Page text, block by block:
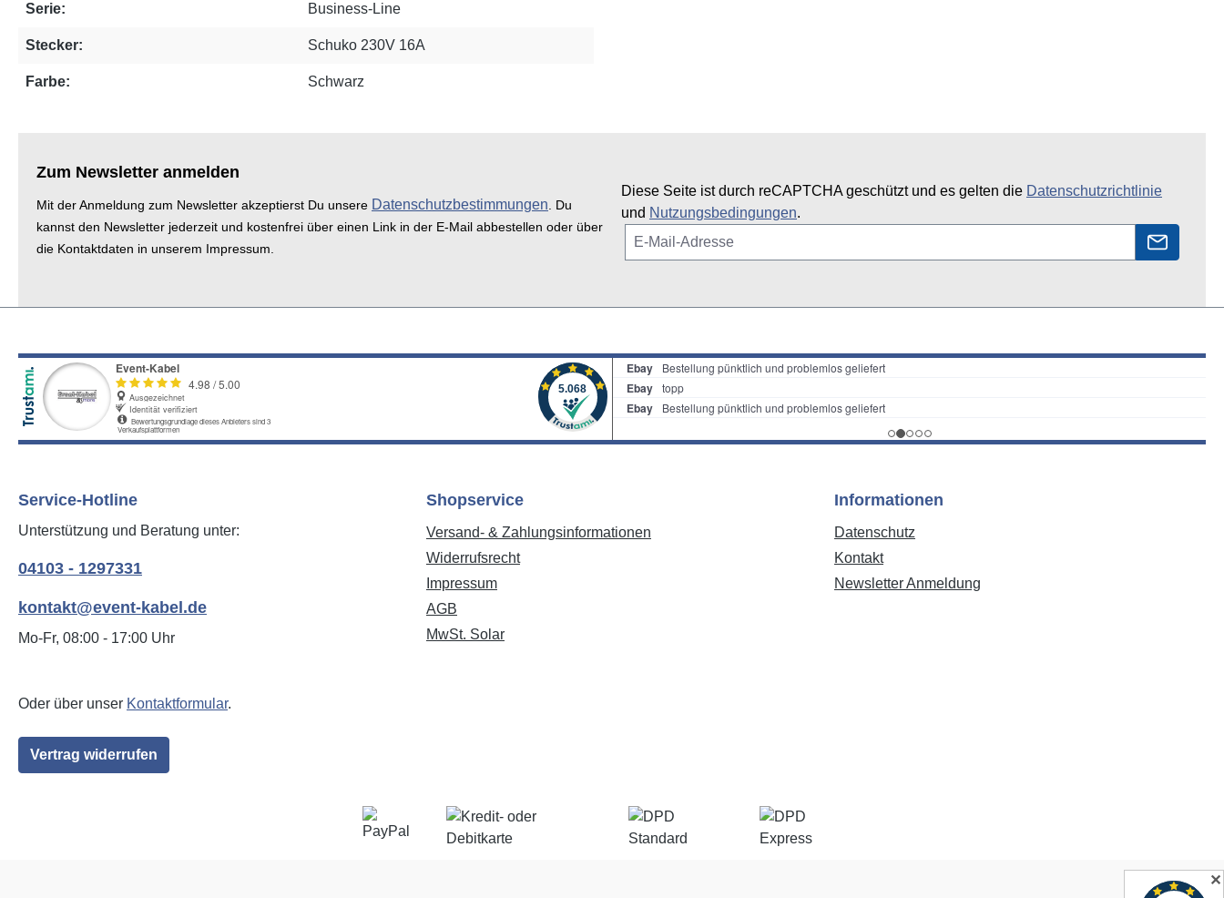
Serie: Business-Line
Stecker: Schuko 230V 16A
Farbe: Schwarz
Zum Newsletter anmelden
Mit der Anmeldung zum Newsletter akzeptierst Du unsere Datenschutzbestimmungen. Du
kannst den Newsletter jederzeit und kostenfrei über einen Link in der E-Mail abbestellen oder über
die Kontaktdaten in unserem Impressum.
Diese Seite ist durch reCAPTCHA geschützt und es gelten die Datenschutzrichtlinie
und Nutzungsbedingungen.
Service-Hotline
Unterstützung und Beratung unter:
04103 - 1297331
kontakt@event-kabel.de
Mo-Fr, 08:00 - 17:00 Uhr
Oder über unser Kontaktformular.
Vertrag widerrufen
Shopservice
Versand- & Zahlungsinformationen
Widerrufsrecht
Impressum
AGB
MwSt. Solar
Informationen
Datenschutz
Kontakt
Newsletter Anmeldung
✕